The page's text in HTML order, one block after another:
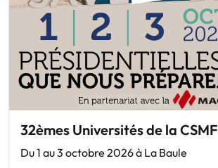
32èmes Universités de la CSMF
Du 1 au 3 octobre 2026 à La Baule